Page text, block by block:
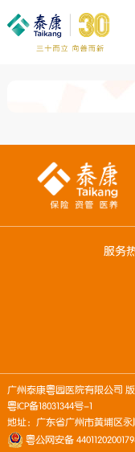
服务
广州泰康粤园医院有限公司
粤ICP备18031344号-1
地址：广东省广州市黄埔区
粤公网安备